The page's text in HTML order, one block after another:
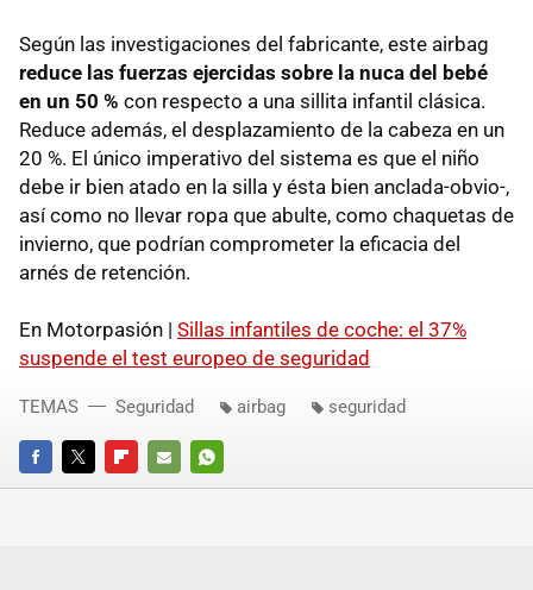
Según las investigaciones del fabricante, este airbag
reduce las fuerzas ejercidas sobre la nuca del bebé
en un 50 % con respecto a una sillita infantil clásica.
Reduce además, el desplazamiento de la cabeza en un
20 %. El único imperativo del sistema es que el niño
debe ir bien atado en la silla y ésta bien anclada-obvio-,
así como no llevar ropa que abulte, como chaquetas de
invierno, que podrían comprometer la eficacia del
arnés de retención.
En Motorpasión | Sillas infantiles de coche: el 37%
suspende el test europeo de seguridad
FACEBOOKTWITTERFLIPBOARD
E-
WHATSAPP
TEMAS Seguridad airbag seguridad